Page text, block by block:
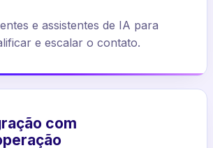
e assistentes de IA para
e escalar o contato.
com